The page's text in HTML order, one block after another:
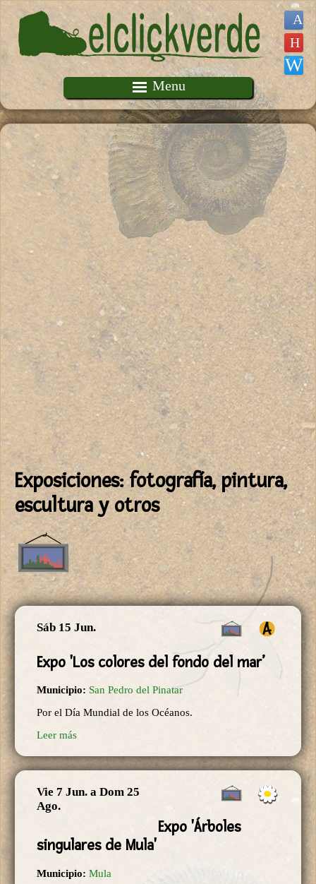
Pasar al contenido principal
Menu
Exposiciones: fotografía, pintura,
escultura y otros
Sáb 15 Jun.
Expo 'Los colores del fondo del mar’
Municipio: San Pedro del Pinatar
Por el Día Mundial de los Océanos.
Leer más
Vie 7 Jun. a Dom 25
Ago.
Expo 'Árboles
singulares de Mula'
Municipio: Mula